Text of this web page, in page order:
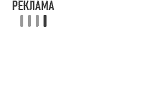
это все — таки жесткая